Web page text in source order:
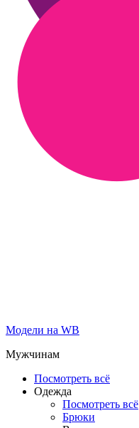
Модели на WB
Мужчинам
Посмотреть всё
Одежда
Посмотреть всё
Брюки